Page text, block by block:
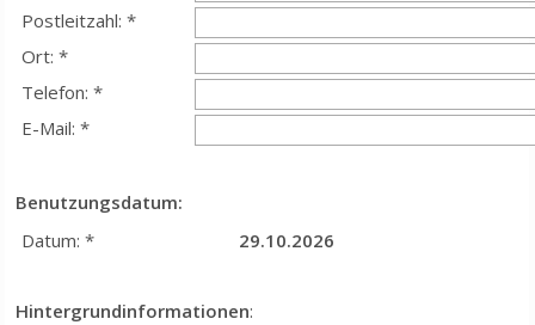
Postleitzahl: *
Ort: *
Telefon: *
E-Mail: *
Benutzungsdatum:
Datum: *
29.10.2026
Hintergrundinformationen: